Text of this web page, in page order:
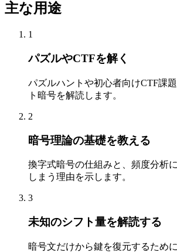
主な用途
1
パズルやCTFを解く
パズルハントや初心者向けCTF課
ト暗号を解読します。
2
暗号理論の基礎を教える
換字式暗号の仕組みと、頻度分析
しまう理由を示します。
3
未知のシフト量を解読する
暗号文だけから鍵を復元するため